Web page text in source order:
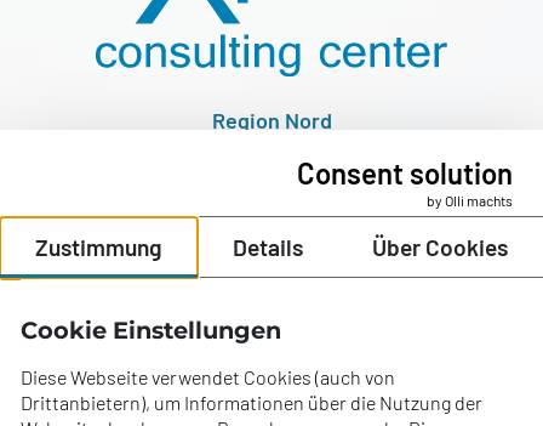
Region Nord
4490 St. Florian
E:
office@ecc-experts.at
Jobs
Standorte
Für Bewerber
Für Unternehmer
Consent solution
by Olli machts
Zustimmung Details Über Cookies
Cookie Einstellungen
Diese Webseite verwendet Cookies (auch von
Drittanbietern), um Informationen über die Nutzung der